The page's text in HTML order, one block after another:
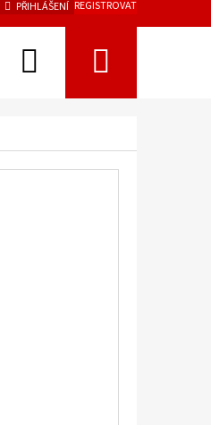
PŘIHLÁŠENÍ REGISTROVAT
Hledat